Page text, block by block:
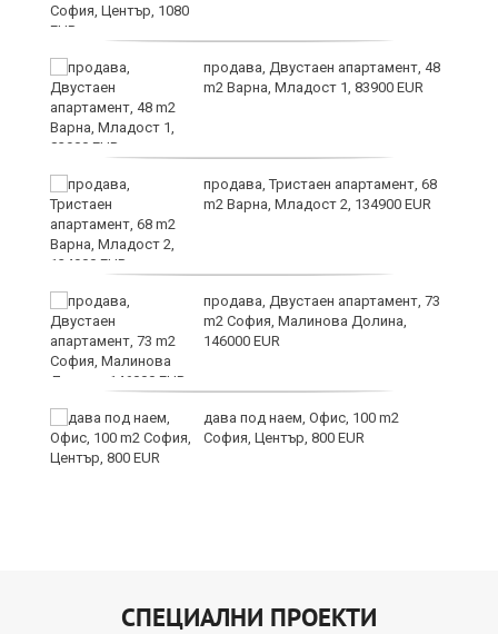
продава, Двустаен апартамент, 48
m2 Варна, Младост 1, 83900 EUR
продава, Тристаен апартамент, 68
m2 Варна, Младост 2, 134900 EUR
продава, Двустаен апартамент, 73
m2 София, Малинова Долина,
146000 EUR
дава под наем, Офис, 100 m2
София, Център, 800 EUR
СПЕЦИАЛНИ ПРОЕКТИ